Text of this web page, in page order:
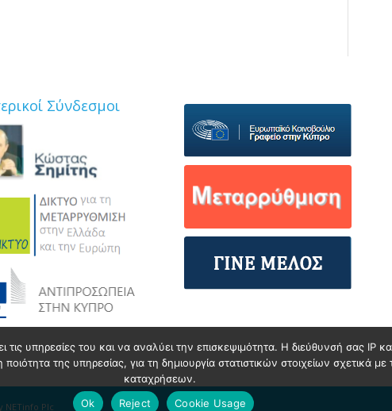
Σύνδεσμοι
NETinfo Plc
υπηρεσίες του και να αναλύει την επισκεψιμότητα. Η διεύθυνσή σας IP
της υπηρεσίας, για τη δημιουργία στατιστικών στοιχείων σχετικά
καταχρήσεων.
Ok
Reject Cookie Usage